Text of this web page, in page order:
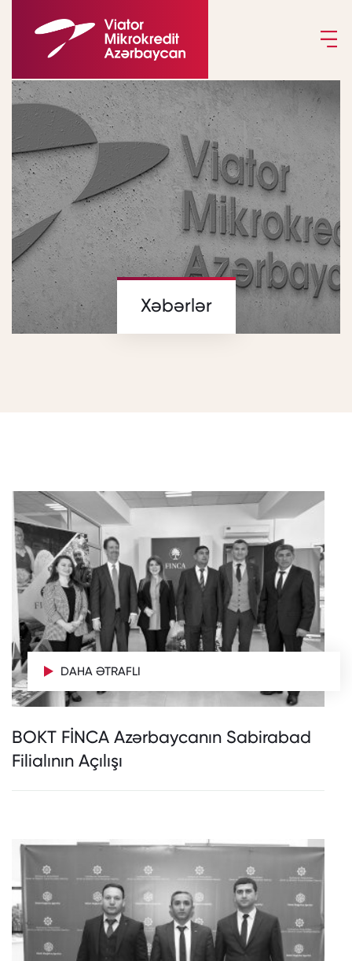
Xəbərlər
DAHA ƏTRAFLI
BOKT FİNCA Azərbaycanın Sabirabad
Filialının Açılışı